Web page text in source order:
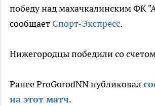
победу над махачкалинским ФК
сообщает Спорт-Экспресс.
Нижегородцы победили со
Ранее ProGorodNN публиковал
на этот матч.